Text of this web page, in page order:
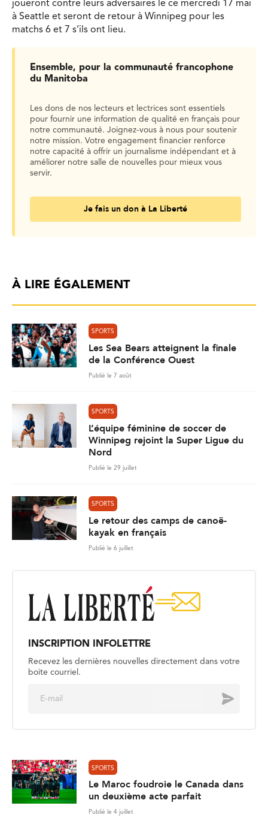
joueront contre leurs adversaires le ce mercredi 17 mai
à Seattle et seront de retour à Winnipeg pour les
matchs 6 et 7 s’ils ont lieu.
Ensemble, pour la communauté francophone
du Manitoba
Les dons de nos lecteurs et lectrices sont essentiels
pour fournir une information de qualité en français pour
notre communauté. Joignez-vous à nous pour soutenir
notre mission. Votre engagement financier renforce
notre capacité à offrir un journalisme indépendant et à
améliorer notre salle de nouvelles pour mieux vous
servir.
Je fais un don à La Liberté
À LIRE ÉGALEMENT
SPORTS
Les Sea Bears atteignent la finale
de la Conférence Ouest
Publié le 7 août
SPORTS
L’équipe féminine de soccer de
Winnipeg rejoint la Super Ligue du
Nord
Publié le 29 juillet
SPORTS
Le retour des camps de canoë-
kayak en français
Publié le 6 juillet
INSCRIPTION INFOLETTRE
Recevez les dernières nouvelles directement dans votre
boite courriel.
Envoyer
SPORTS
Le Maroc foudroie le Canada dans
un deuxième acte parfait
Publié le 4 juillet